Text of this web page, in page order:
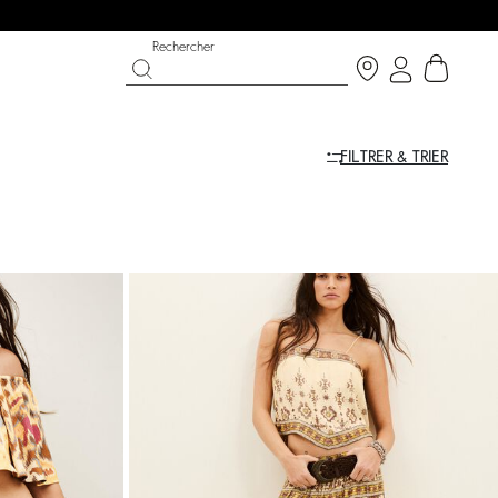
COLLECTION CÉRÉMONIE
bright side
Rechercher
FILTRER & TRIER